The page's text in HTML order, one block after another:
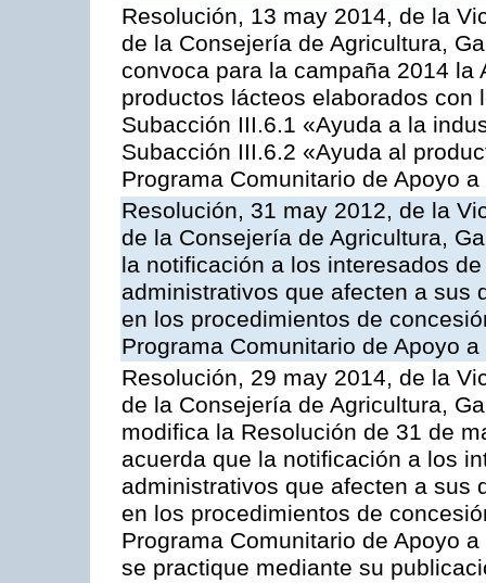
Resolución, 13 may 2014, de la
de la Consejería de Agricultura,
convoca para la campaña 2014
productos lácteos elaborados
Subacción III.6.1 «Ayuda a la
Subacción III.6.2 «Ayuda al
Programa Comunitario de Apoyo
Resolución, 31 may 2012, de la
de la Consejería de Agricultura,
la notificación a los interesados
administrativos que afecten a sus
en los procedimientos de
Programa Comunitario de Apoyo
Resolución, 29 may 2014, de la
de la Consejería de Agricultura,
modifica la Resolución de 31 de
acuerda que la notificación a los
administrativos que afecten a sus
en los procedimientos de
Programa Comunitario de Apoyo
se practique mediante su